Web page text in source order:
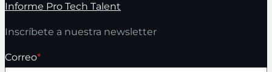
Informe Pro Tech Talent
Inscríbete a nuestra newsletter
Correo*